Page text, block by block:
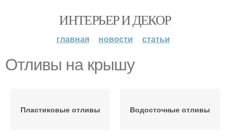
ИНТЕРЬЕР И ДЕКОР
главная новости статьи
Отливы на крышу
Пластиковые отливы Водосточные отливы